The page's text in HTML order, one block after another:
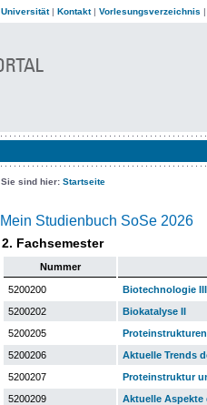
Universität| Kontakt| Vorlesungsverzeichnis
Sie sind hier: Startseite
Mein Studienbuch SoSe 2026
2. Fachsemester
Nummer
5200200
Biotechnologie III
5200202
Biokatalyse II
5200205
5200206
Aktuelle Trends
5200207
Proteinstruktur
5200209
Aktuelle Aspekte